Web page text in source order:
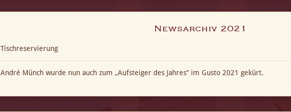
Newsarchiv 2021
Tischreservierung
André Münch wurde nun auch zum „Aufsteiger des Jahres“ im Gusto 2021 gekürt.